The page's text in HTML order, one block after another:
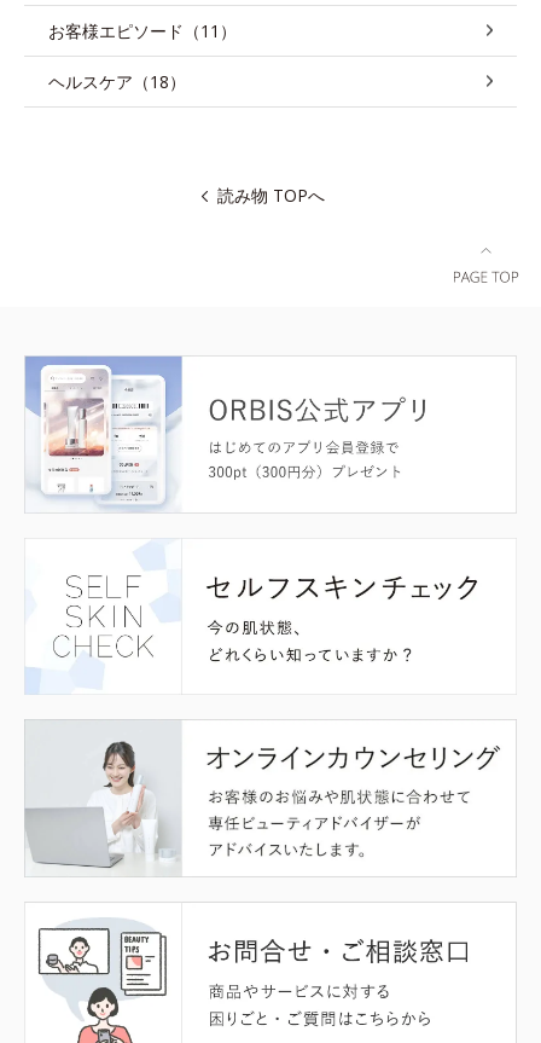
お客様エピソード（11）
ヘルスケア（18）
読み物 TOPへ